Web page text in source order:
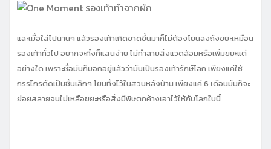
และเมื่อใส่ไปนานๆ แล้วรองเท้าเกิดขาดขึ้นมาก็ไม่ต้องโยนลงถังขยะเหมือน
รองเท้าทั่วไป อยากจะทิ้งก็แสนง่าย ไม่ทำลายสิ่งแวดล้อมหรือเพิ่มขยะแต่
อย่างใด เพราะชื่อมันก็บอกอยู่แล้วว่ามันเป็นรองเท้ารักษ์โลก เพียงแค่ใช้
กรรไกรตัดเป็นชิ้นเล็กๆ โยนทิ้งไว้ในสวนหลังบ้าน เพียงแค่ 6 เดือนมันก็จะ
ย่อยสลายจนไม่เหลือขยะหรือสิ่งมีพิษตกค้างเอาไว้ให้กับโลกใบนี้